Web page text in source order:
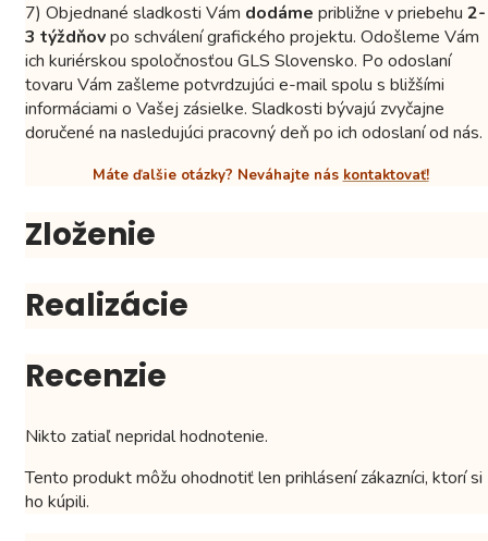
7) Objednané sladkosti Vám dodáme približne v priebehu 2-
3 týždňovpo schválení grafického projektu. Odošleme Vám
ich kuriérskou spoločnosťou GLS Slovensko. Po odoslaní
tovaru Vám zašleme potvrdzujúci e-mail spolu s bližšími
informáciami o Vašej zásielke. Sladkosti bývajú zvyčajne
doručené na nasledujúci pracovný deň po ich odoslaní od nás.
Máte ďalšie otázky? Neváhajte nás kontaktovať!
Zloženie
Realizácie
Recenzie
Nikto zatiaľ nepridal hodnotenie.
Tento produkt môžu ohodnotiť len prihlásení zákazníci, ktorí si
ho kúpili.